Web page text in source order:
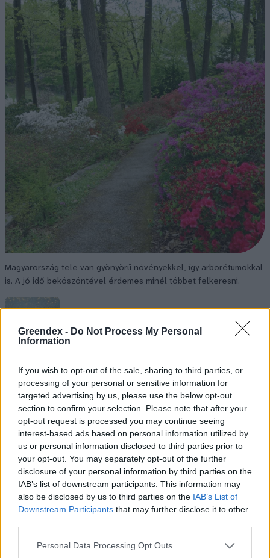
Greendex - Do Not Process My Personal
Information
If you wish to opt-out of the sale, sharing to third parties, or
processing of your personal or sensitive information for
targeted advertising by us, please use the below opt-out
section to confirm your selection. Please note that after your
opt-out request is processed you may continue seeing
interest-based ads based on personal information utilized by
us or personal information disclosed to third parties prior to
your opt-out. You may separately opt-out of the further
disclosure of your personal information by third parties on the
IAB’s list of downstream participants. This information may
also be disclosed by us to third parties on the IAB’s List of
Downstream Participants that may further disclose it to other
Personal Data Processing Opt Outs
Magyarország tele van gyönyörű növényekkel, így arborétumokkal
is. A jó idő beköszöntével érdemes minél többet felkeresni.
Születésnapi programokkal várja a
hétvégén a közönséget a 160 éves
Szedd magad őszibarack: itt vannak
a legjobb lelőhelyek!
SZEMLE